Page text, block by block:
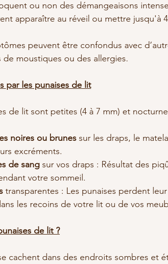
ou non des démangeaisons
apparaître au réveil ou mettre jusqu'à
peuvent être confondus avec
moustiques ou des allergies.
par les punaises de lit
de lit sont petites (4 à 7 mm) et
noires ou brunes sur les draps, le
excréments.
de sang sur vos draps : Résultat des
votre sommeil.
transparentes : Les punaises perdent
les recoins de votre lit ou de vos
de lit ?
cachent dans des endroits sombres et